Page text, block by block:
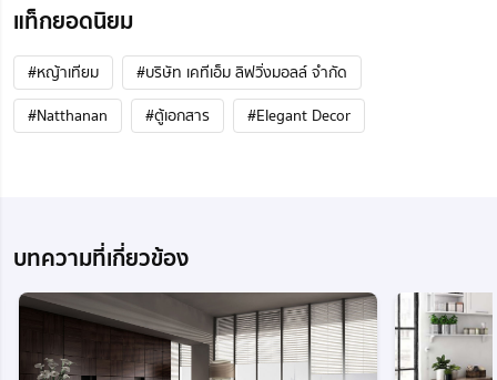
แท็กยอดนิยม
#หญ้าเทียม
#บริษัท เคทีเอ็ม ลิฟวิ่งมอลล์ จำกัด
#Natthanan
#ตู้เอกสาร #Elegant Decor
บทความที่เกี่ยวข้อง